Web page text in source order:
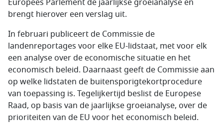
Europees Parlement de jaarlijkse groeianalyse en
brengt hierover een verslag uit.
In februari publiceert de Commissie de
landenreportages voor elke EU-lidstaat, met voor elk
een analyse over de economische situatie en het
economisch beleid. Daarnaast geeft de Commissie aan
op welke lidstaten de buitensporigtekortprocedure
van toepassing is. Tegelijkertijd beslist de Europese
Raad, op basis van de jaarlijkse groeianalyse, over de
prioriteiten van de EU voor het economisch beleid.